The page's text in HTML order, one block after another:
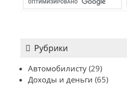
Рубрики
Автомобилисту (29)
Доходы и деньги (65)